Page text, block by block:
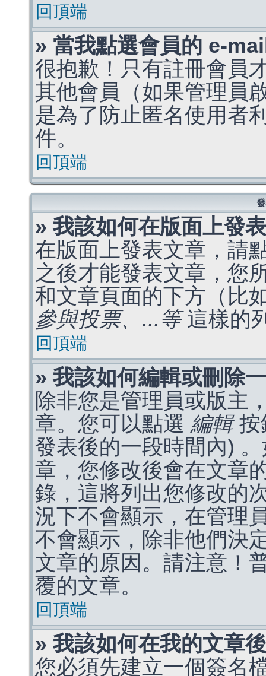
回頂端
» 當我點選會員的 e-
很抱歉！只有註冊會員
其他會員（如果管理員
是為了防止匿名使用者
件。
回頂端
» 我該如何在版面上發
在版面上發表文章，請
之後才能發表文章，您
和文章頁面的下方（比
參與投票、...等這樣的
回頂端
» 我該如何編輯或刪除
除非您是管理員或版主
章。您可以點選 編輯按
發表後的一段時間內)
章，您修改後會在文章
錄，這將列出您修改的
況下不會顯示，在管理
不會顯示，除非他們決
文章的原因。請注意！
覆的文章。
回頂端
» 我該如何在我的文章
您必須先建立一個簽名